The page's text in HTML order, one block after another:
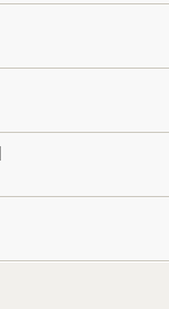
00:18
00:18
00:19